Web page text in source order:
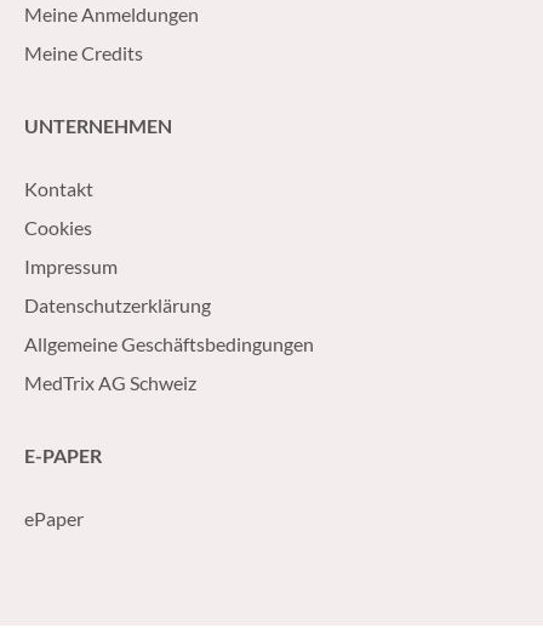
Meine Anmeldungen
Meine Credits
UNTERNEHMEN
Kontakt
Cookies
Impressum
Datenschutzerklärung
Allgemeine Geschäftsbedingungen
MedTrix AG Schweiz
E-PAPER
ePaper